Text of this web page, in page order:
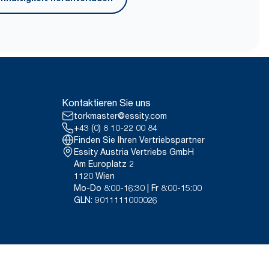
Cradle-to-gate-Anteil von
um einen
für spezielle Artikel und
Kontaktieren Sie uns
torkmaster@essity.com
+43 (0) 8 10-22 00 84
Finden Sie Ihren Vertriebspartner
Essity Austria Vertriebs GmbH
Am Europlatz 2
1120 Wien
Mo-Do 8:00-16:30 | Fr 8:00-15:00
GLN: 9011111000026